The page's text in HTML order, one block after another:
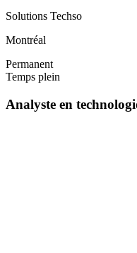
Solutions Techso
Montréal
Permanent
Temps plein
Analyste en